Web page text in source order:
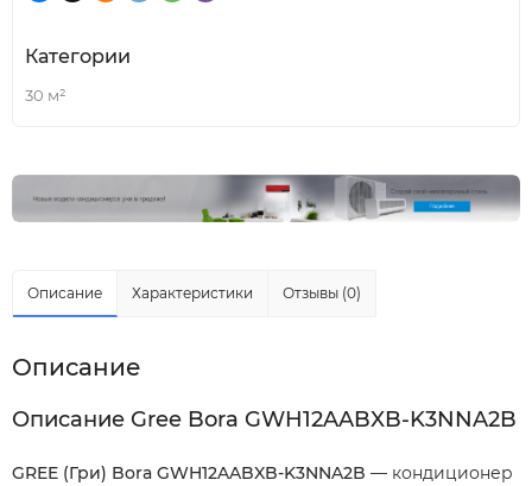
Категории
30 м²
Описание Характеристики Отзывы (0)
Описание
Описание Gree Bora GWH12AABXB-K3NNA2B
GREE (Гри) Bora GWH12AABXB-K3NNA2B — кондиционер